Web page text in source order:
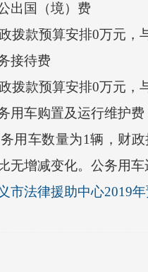
国（境）费
款预算安排0万元，与
待费
款预算安排0万元，与
车购置及运行维护费
车数量为1辆，财政
无增减变化。公务用
市法律援助中心2019